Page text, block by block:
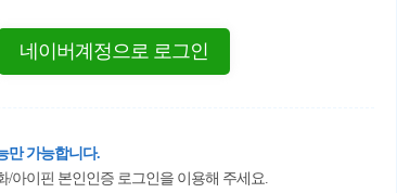
네이버계정으로 로그인
만 가능합니다.
/아이핀 본인인증 로그인을 이용해 주세요.